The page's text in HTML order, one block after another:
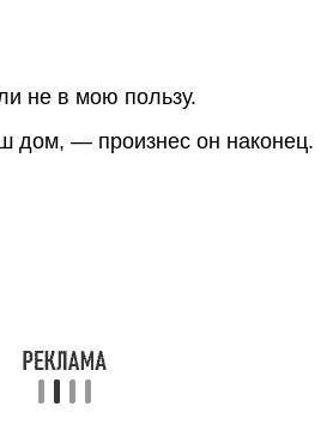
не в мою пользу.
дом, — произнес он наконец.